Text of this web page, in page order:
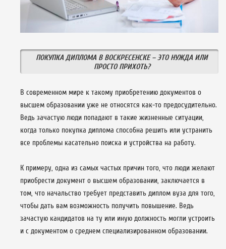
ПОКУПКА ДИПЛОМА В ВОСКРЕСЕНСКЕ – ЭТО НУЖДА ИЛИ
ПРОСТО ПРИХОТЬ?
В современном мире к такому приобретению документов о
высшем образовании уже не относятся как-то предосудительно.
Ведь зачастую люди попадают в такие жизненные ситуации,
когда только покупка диплома способна решить или устранить
все проблемы касательно поиска и устройства на работу.
К примеру, одна из самых частых причин того, что люди желают
приобрести документ о высшем образовании, заключается в
том, что начальство требует представить диплом вуза для того,
чтобы дать вам возможность получить повышение. Ведь
зачастую кандидатов на ту или иную должность могли устроить
и с документом о среднем специализированном образовании.